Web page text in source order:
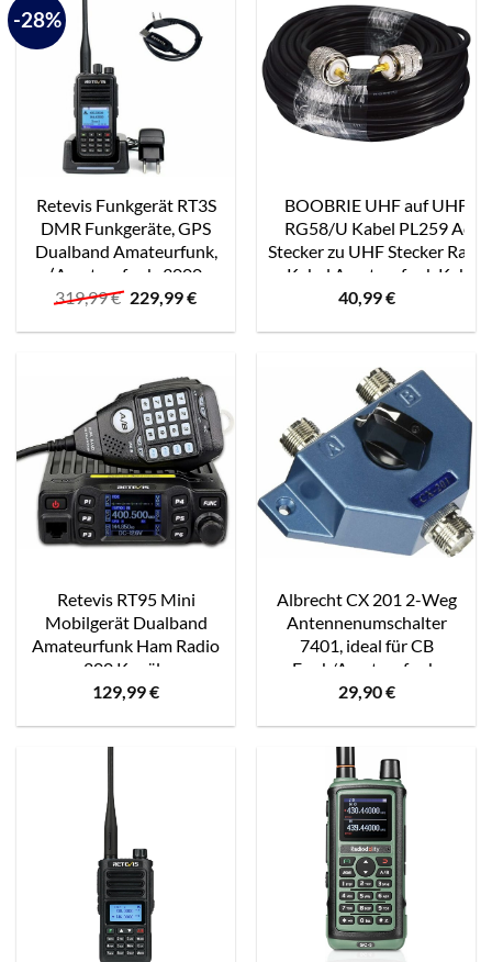
-28%
Retevis Funkgerät RT3S
DMR Funkgeräte, GPS
Dualband Amateurfunk,
(Amateurfunk, 3000
Kanäle, DTMF
Programmierkabel für
Amateurfunk
319,99€ Ursprünglicher
Preis
war:
229,99€Aktueller
ist:
BOOBRIE UHF auf UHF
RG58/U Kabel PL259
Stecker zu UHF Stecker
Kabel Amateurfunk Kabel
Verlust CB
40,99€
Retevis RT95 Mini
Mobilgerät Dualband
Amateurfunk Ham Radio
200 Kanäle
5W/15W/25W DTMF
129,99€
Albrecht CX 201 2-Weg
Antennenumschalter
7401, ideal für CB
Funk/Amateurfunk,
Metallgehäuse,
29,90€